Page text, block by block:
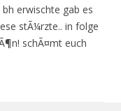
erwischte gab es
stÃ¼rzte.. in folge
schÃ¤mt euch